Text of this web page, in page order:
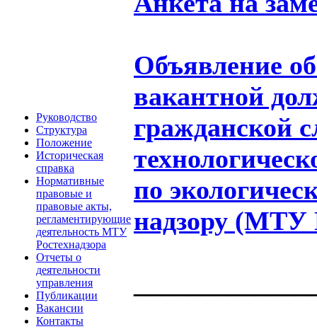
Руководство
Структура
Положение
Историческая
справка
Нормативные
правовые и
правовые акты,
регламентирующие
деятельность МТУ
Ростехнадзора
Отчеты о
деятельности
управления
Публикации
Вакансии
Контакты
Объявление
вакантной
гражданской
по
надзору (МТУ